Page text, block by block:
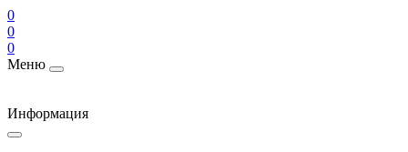
0
0
0
Меню
Информация